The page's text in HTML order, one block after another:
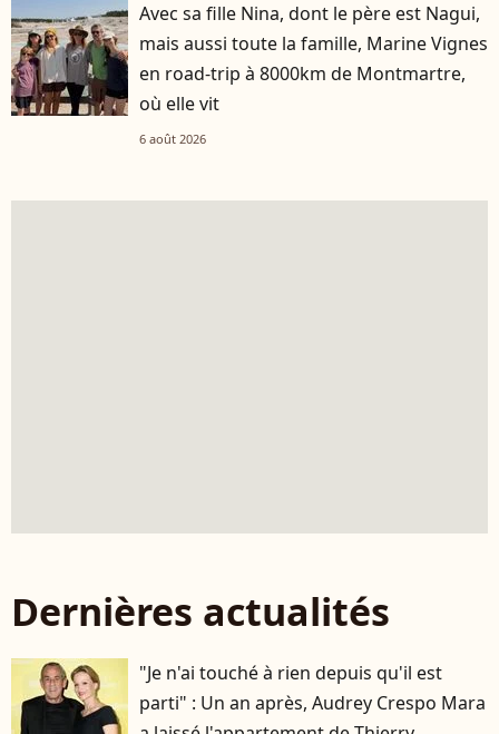
Avec sa fille Nina, dont le père est Nagui,
mais aussi toute la famille, Marine Vignes
en road-trip à 8000km de Montmartre,
où elle vit
6 août 2026
Dernières actualités
"Je n'ai touché à rien depuis qu'il est
parti" : Un an après, Audrey Crespo Mara